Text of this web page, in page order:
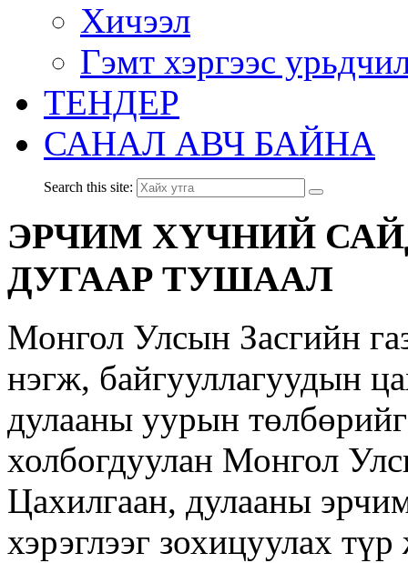
Хичээл
Гэмт хэргээс
ТЕНДЕР
САНАЛ АВЧ БАЙНА
Search this site:
ЭРЧИМ ХҮЧНИЙ
ДУГААР ТУШААЛ
Монгол Улсын Засгийн
нэгж, байгууллагуудын
дулааны уурын
холбогдуулан Монгол
Цахилгаан, дулааны
хэрэглээг зохицуулах